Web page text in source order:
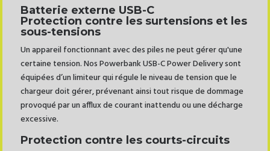
Batterie externe USB-C
Protection contre les surtensions et les
sous-tensions
Un appareil fonctionnant avec des piles ne peut gérer qu'une
certaine tension. Nos Powerbank USB-C Power Delivery sont
équipées d’un limiteur qui régule le niveau de tension que le
chargeur doit gérer, prévenant ainsi tout risque de dommage
provoqué par un afflux de courant inattendu ou une décharge
excessive.
Protection contre les courts-circuits